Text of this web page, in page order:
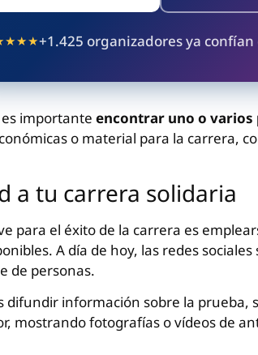
+1.425 organizadores ya confían
importante encontrar uno o varios
o material para la carrera,
a tu carrera solidaria
para el éxito de la carrera es
A día de hoy, las redes
de personas.
difundir información sobre la
mostrando fotografías o vídeos de